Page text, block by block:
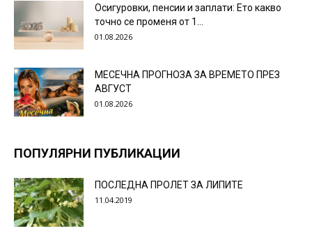
Осигуровки, пенсии и заплати: Ето какво
точно се променя от 1...
01.08.2026
МЕСЕЧНА ПРОГНОЗА ЗА ВРЕМЕТО ПРЕЗ
АВГУСТ
01.08.2026
ПОПУЛЯРНИ ПУБЛИКАЦИИ
ПОСЛЕДНА ПРОЛЕТ ЗА ЛИПИТЕ
11.04.2019